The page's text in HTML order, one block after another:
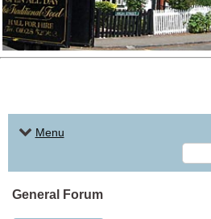
Menu
General Forum